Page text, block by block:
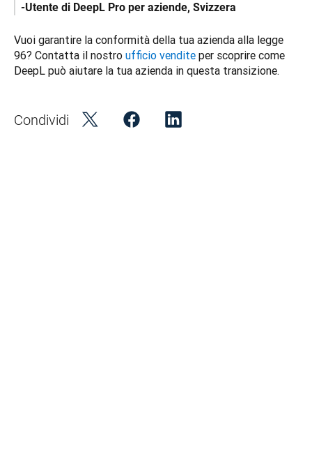
-Utente di DeepL Pro per aziende, Svizzera
Vuoi garantire la conformità della tua azienda alla legge
96? Contatta il nostro ufficio vendite per scoprire come
DeepL può aiutare la tua azienda in questa transizione.
Condividi